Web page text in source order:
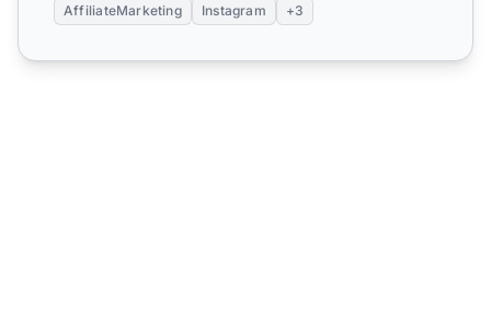
AffiliateMarketing Instagram +3